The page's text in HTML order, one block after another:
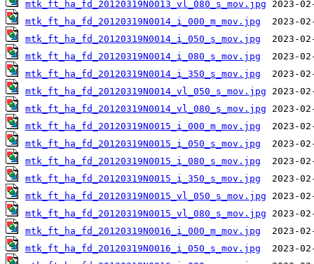
mtk_ft_ha_fd_20120319N0013_vl_080_s_mov.jpg
mtk_ft_ha_fd_20120319N0014_i_000_m_mov.jpg
mtk_ft_ha_fd_20120319N0014_i_050_s_mov.jpg
mtk_ft_ha_fd_20120319N0014_i_080_s_mov.jpg
mtk_ft_ha_fd_20120319N0014_i_350_s_mov.jpg
mtk_ft_ha_fd_20120319N0014_vl_050_s_mov.jpg
mtk_ft_ha_fd_20120319N0014_vl_080_s_mov.jpg
mtk_ft_ha_fd_20120319N0015_i_000_m_mov.jpg
mtk_ft_ha_fd_20120319N0015_i_050_s_mov.jpg
mtk_ft_ha_fd_20120319N0015_i_080_s_mov.jpg
mtk_ft_ha_fd_20120319N0015_i_350_s_mov.jpg
mtk_ft_ha_fd_20120319N0015_vl_050_s_mov.jpg
mtk_ft_ha_fd_20120319N0015_vl_080_s_mov.jpg
mtk_ft_ha_fd_20120319N0016_i_000_m_mov.jpg
mtk_ft_ha_fd_20120319N0016_i_050_s_mov.jpg